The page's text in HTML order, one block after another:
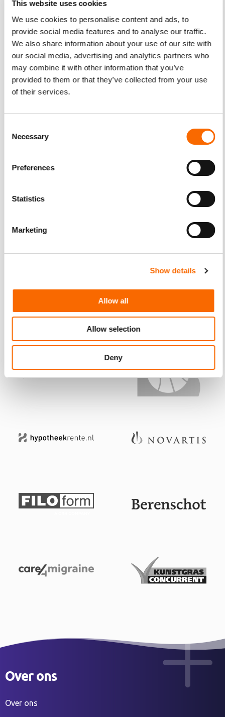
This website uses cookies
We use cookies to personalise content and ads, to
provide social media features and to analyse our traffic.
We also share information about your use of our site with
our social media, advertising and analytics partners who
may combine it with other information that you’ve
provided to them or that they’ve collected from your use
of their services.
Selection
Necessary
Preferences
Statistics
Marketing
Show details
Allow all
Allow selection
Deny
Over ons
Over ons